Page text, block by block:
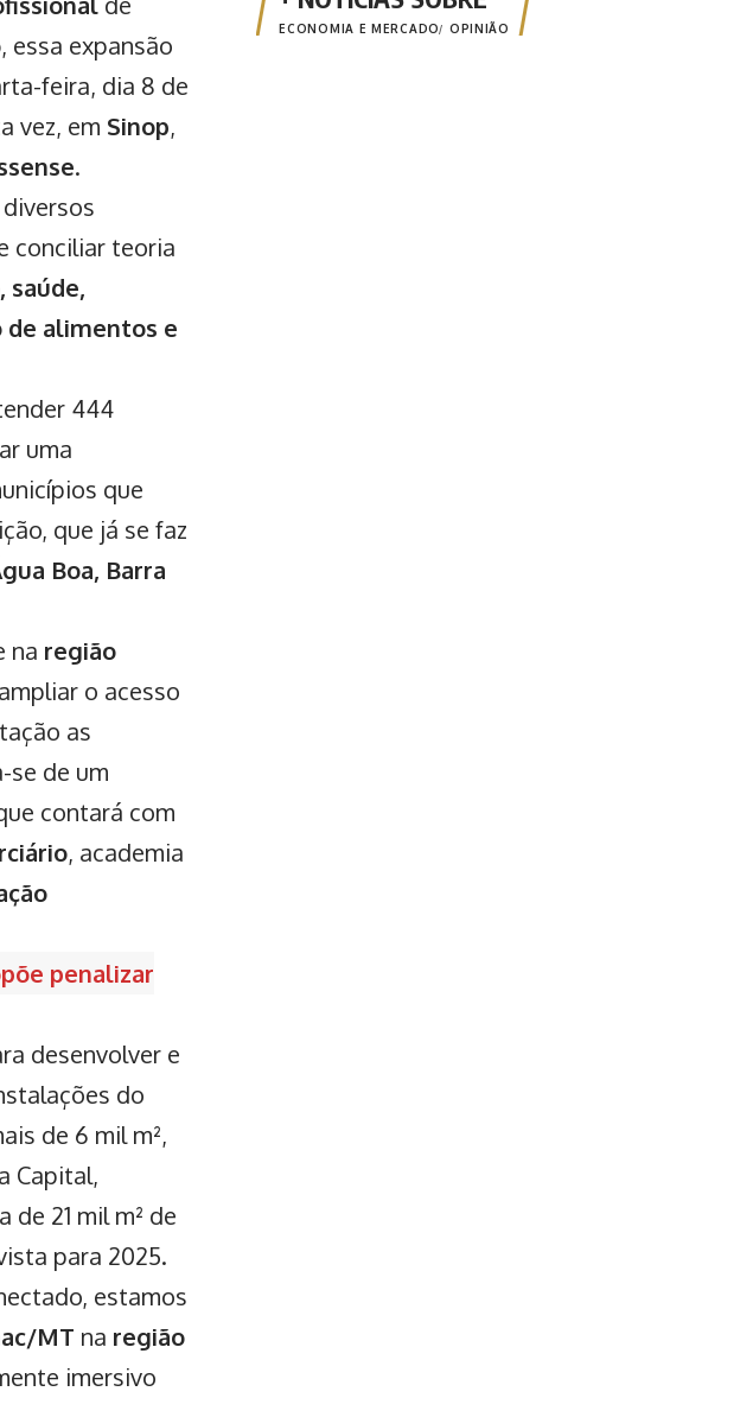
, essa expansão
feira, dia 8 de
vez, em Sinop,
.
conciliar teoria
saúde,
alimentos e
444
uma
que
que já se faz
Boa, Barra
na região
o acesso
as
se de um
contará com
, academia
penalizar
desenvolver e
do
de 6 mil m²,
Capital,
21 mil m² de
para 2025.
estamos
MT na região
imersivo
ECONOMIA E MERCADO OPINIÃO